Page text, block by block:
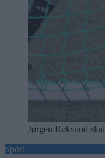
Jørgen Røksund
Sport